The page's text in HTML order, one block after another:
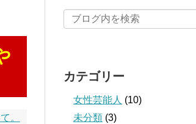
。
カテゴリー
女性芸能人 (10)
未分類 (3)